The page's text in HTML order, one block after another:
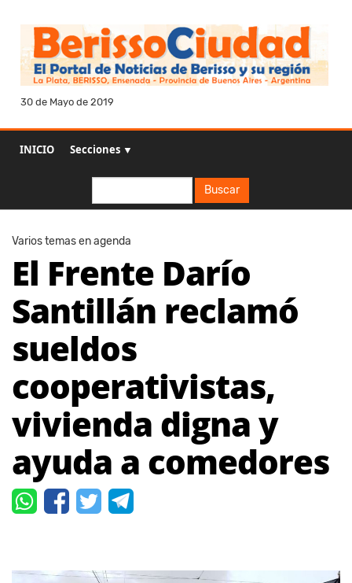
30 de Mayo de 2019
INICIO Secciones ▼
Buscar
Varios temas en agenda
El Frente Darío
Santillán reclamó
sueldos
cooperativistas,
vivienda digna y
ayuda a comedores